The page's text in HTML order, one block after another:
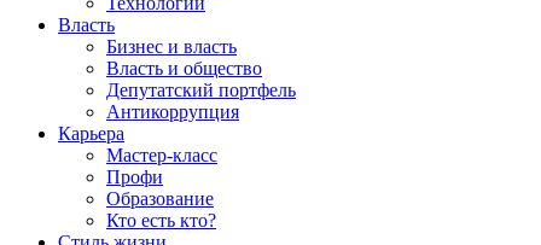
Власть
Бизнес и власть
Власть и общество
Депутатский портфель
Антикоррупция
Карьера
Мастер-класс
Профи
Образование
Кто есть кто?